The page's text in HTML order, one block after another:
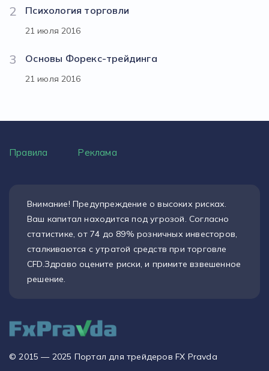
2 Психология торговли
21 июля 2016
3 Основы Форекс-трейдинга
21 июля 2016
Правила Реклама
Внимание! Предупреждение о высоких рисках.
Ваш капитал находится под угрозой. Согласно
статистике, от 74 до 89% розничных инвесторов,
сталкиваются с утратой средств при торговле
CFD.Здраво оцените риски, и примите взвешенное
решение.
© 2015 — 2025 Портал для трейдеров FX Pravda